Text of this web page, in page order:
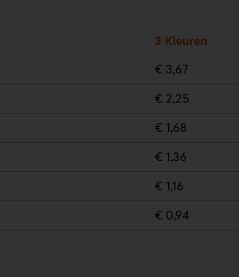
3 Kleuren
€ 3,67
€ 2,25
€ 1,68
€ 1,36
€ 1,16
€ 0,94